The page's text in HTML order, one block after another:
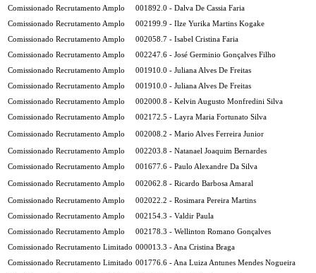
Comissionado Recrutamento Amplo
001892.0 - Dalva De Cassia Faria
Comissionado Recrutamento Amplo
002199.9 - Ilze Yurika Martins Kogake
Comissionado Recrutamento Amplo
002058.7 - Isabel Cristina Faria
Comissionado Recrutamento Amplo
002247.6 - José Germinio Gonçalves Filho
Comissionado Recrutamento Amplo
001910.0 - Juliana Alves De Freitas
Comissionado Recrutamento Amplo
001910.0 - Juliana Alves De Freitas
Comissionado Recrutamento Amplo
002000.8 - Kelvin Augusto Monfredini Silva
Comissionado Recrutamento Amplo
002172.5 - Layra Maria Fortunato Silva
Comissionado Recrutamento Amplo 002008.2 - Mario Alves Ferreira Junior
Comissionado Recrutamento Amplo
002203.8 - Natanael Joaquim Bernardes
Comissionado Recrutamento Amplo
001677.6 - Paulo Alexandre Da Silva
Comissionado Recrutamento Amplo 002062.8 - Ricardo Barbosa Amaral
Comissionado Recrutamento Amplo
002022.2 - Rosimara Pereira Martins
Comissionado Recrutamento Amplo
002154.3 - Valdir Paula
Comissionado Recrutamento Amplo
002178.3 - Wellinton Romano Gonçalves
Comissionado Recrutamento Limitado 000013.3 - Ana Cristina Braga
Comissionado Recrutamento Limitado 001776.6 - Ana Luiza Antunes Mendes Nogueira